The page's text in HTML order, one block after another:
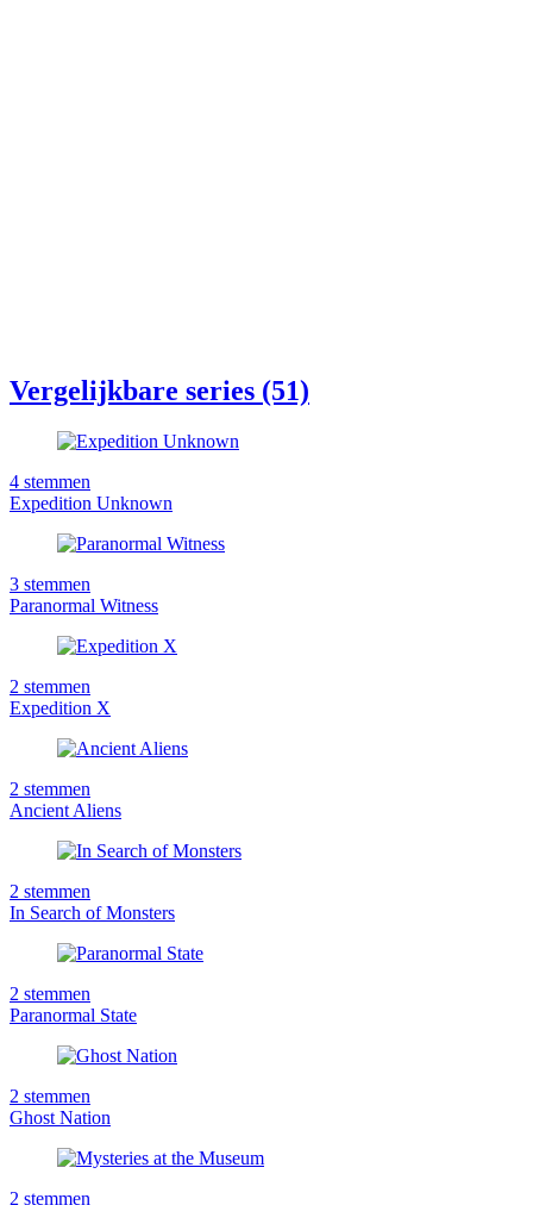
Vergelijkbare series (51)
4 stemmen
Expedition Unknown
3 stemmen
Paranormal Witness
2 stemmen
Expedition X
2 stemmen
Ancient Aliens
2 stemmen
In Search of Monsters
2 stemmen
Paranormal State
2 stemmen
Ghost Nation
2 stemmen